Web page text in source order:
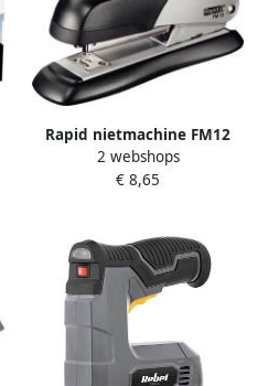
Rapid nietmachine FM12
metaal
2 webshops
€ 8,65